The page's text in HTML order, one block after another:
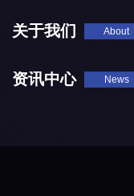
关于我们 About
资讯中心 News